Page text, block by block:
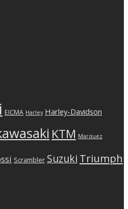
EICMA Harley Harley-Davidson
KTM Marquez
Scrambler Suzuki Triumph